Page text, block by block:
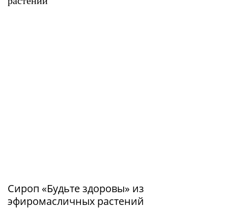
Сироп «Будьте здоровы» из
эфиромасличных растений